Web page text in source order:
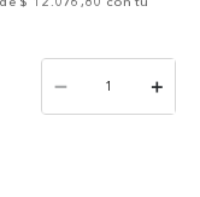
＋
－